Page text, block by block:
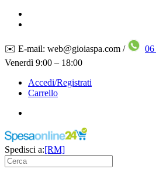
✉️ E-mail: web@gioiaspa.com / 06
Venerdì 9:00 – 18:00
Accedi/Registrati
Carrello
Spedisci a:[RM]